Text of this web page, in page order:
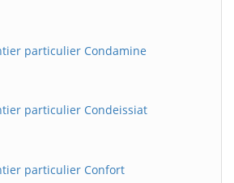
particulier Condamine
particulier Condeissiat
particulier Confort